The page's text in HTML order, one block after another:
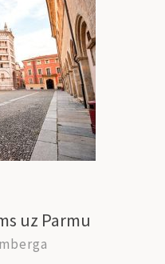
uz Parmu